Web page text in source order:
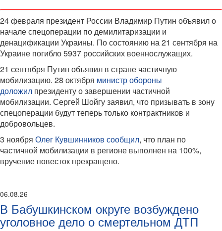
24 февраля президент России Владимир Путин объявил о
начале спецоперации по демилитаризации и
денацификации Украины. По состоянию на 21 сентября на
Украине погибло 5937 российских военнослужащих.
21 сентября Путин объявил в стране частичную
мобилизацию. 28 октября министр обороны
доложил президенту о завершении частичной
мобилизации. Сергей Шойгу заявил, что призывать в зону
спецоперации будут теперь только контрактников и
добровольцев.
3 ноября Олег Кувшинников сообщил, что план по
частичной мобилизации в регионе выполнен на 100%,
вручение повесток прекращено.
06.08.26
В Бабушкинском округе возбуждено
уголовное дело о смертельном ДТП